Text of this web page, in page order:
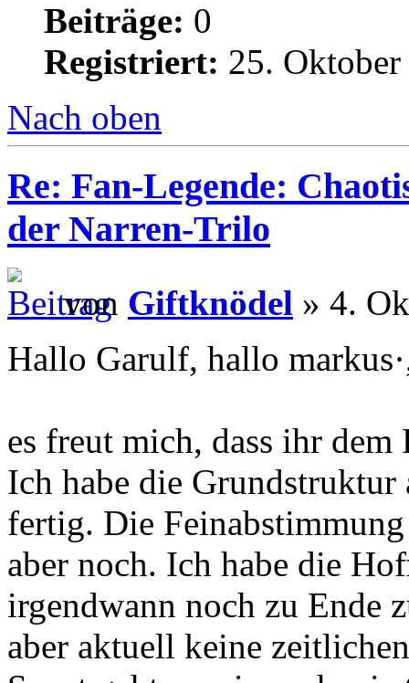
Beiträge: 0
Registriert: 25.
Nach oben
Re: Fan-Legende:
der Narren-Trilo
von Giftknödel » 4.
Hallo Garulf, hallo
es freut mich, dass ihr
Ich habe die Grundstruktur
fertig. Die
aber noch. Ich habe die
irgendwann noch zu Ende
aber aktuell keine